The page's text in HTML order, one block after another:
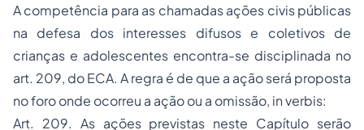
A competência para as chamadas ações civis públicas
na defesa dos interesses difusos e coletivos de
crianças e adolescentes encontra-se disciplinada no
art. 209, do ECA. A regra é de que a ação será proposta
no foro onde ocorreu a ação ou a omissão, in verbis:
Art. 209. As ações previstas neste Capítulo serão